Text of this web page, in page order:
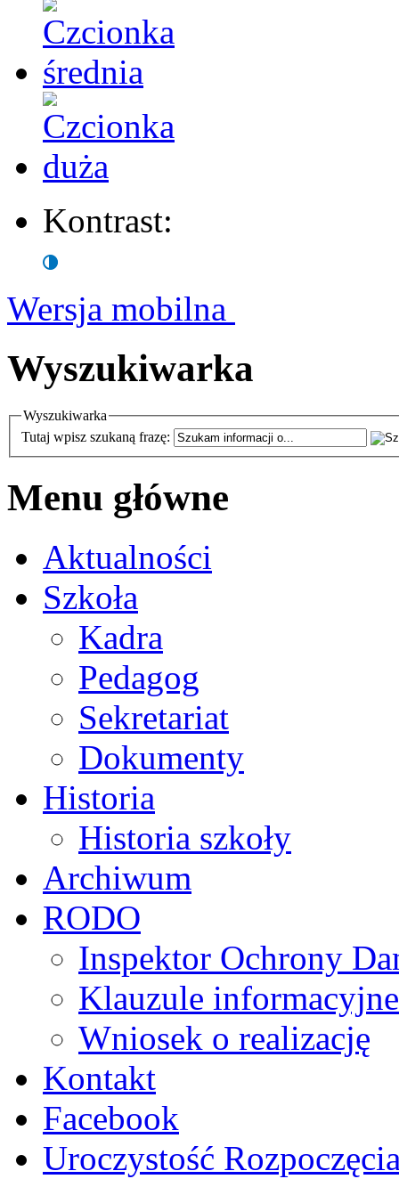
Kontrast:
Wersja mobilna
Wyszukiwarka
Wyszukiwarka
Tutaj wpisz szukaną frazę:
Menu główne
Aktualności
Szkoła
Kadra
Pedagog
Sekretariat
Dokumenty
Historia
Historia szkoły
Archiwum
RODO
Inspektor Ochrony
Klauzule informacyjne
Wniosek o realizację
Kontakt
Facebook
Uroczystość